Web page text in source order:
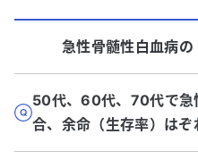
急性骨髄性白血病の
50代、60代、70代で急
合、余命（生存率）はぞ